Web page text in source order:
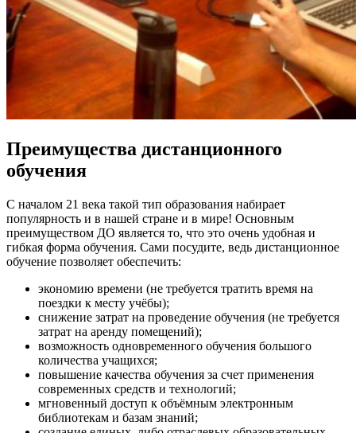
Преимущества дистанционного
обучения
С началом 21 века такой тип образования набирает
популярность и в нашей стране и в мире! Основным
преимуществом ДО является то, что это очень удобная и
гибкая форма обучения. Сами посудите, ведь дистанционное
обучение позволяет обеспечить:
экономию времени (не требуется тратить время на
поездки к месту учёбы);
снижение затрат на проведение обучения (не требуется
затрат на аренду помещений);
возможность одновременного обучения большого
количества учащихся;
повышение качества обучения за счет применения
современных средств и технологий;
мгновенный доступ к объёмным электронным
библиотекам и базам знаний;